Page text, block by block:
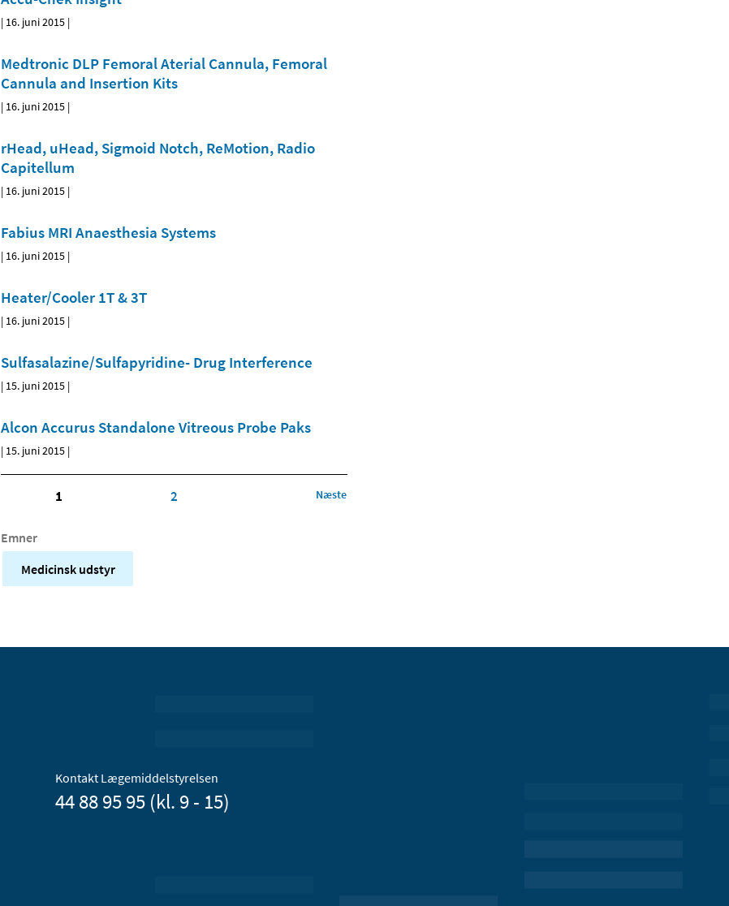
| 16. juni 2015 |
Medtronic DLP Femoral Aterial Cannula, Femoral
Cannula and Insertion Kits
| 16. juni 2015 |
rHead, uHead, Sigmoid Notch, ReMotion, Radio
Capitellum
| 16. juni 2015 |
Fabius MRI Anaesthesia Systems
| 16. juni 2015 |
Heater/Cooler 1T & 3T
| 16. juni 2015 |
Sulfasalazine/Sulfapyridine- Drug Interference
| 15. juni 2015 |
Alcon Accurus Standalone Vitreous Probe Paks
| 15. juni 2015 |
1 2 Næste
Emner
Medicinsk udstyr
Kontakt Lægemiddelstyrelsen
44 88 95 95 (kl. 9 - 15)